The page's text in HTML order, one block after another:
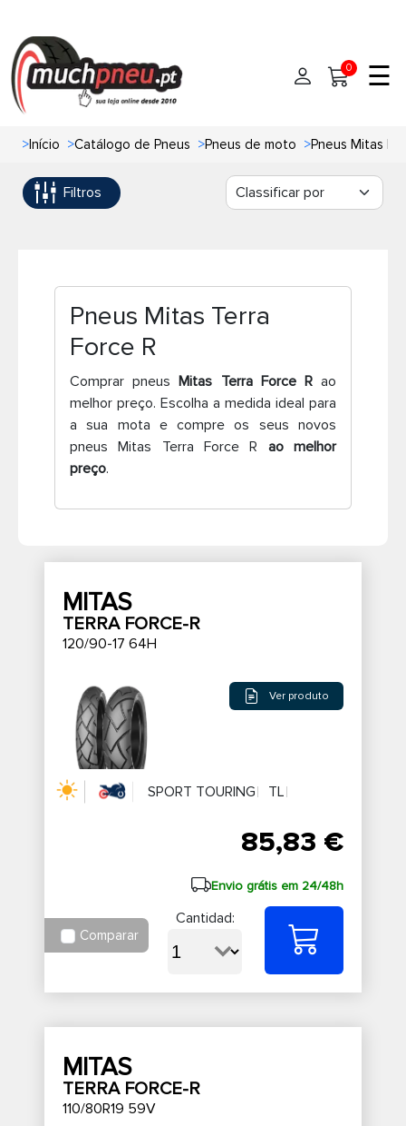
Início
Pneus
Pneus 4x4
Pneus de moto
Pneus de Van
Oficinas de Pneus
Contato
0 ☰
>Início >Catálogo de Pneus >Pneus de moto >Pneus Mitas
Filtros
Pneus Mitas Terra
Force R
Comprar pneusMitas Terra Force Rao
melhor preço. Escolha a medida ideal para
a sua mota e compre os seus novos
pneus Mitas Terra Force R ao melhor
preço.
MITAS
TERRA FORCE-R
120/90-17 64H
Ver produto
SPORT TOURING TL
85,83 €
Envio grátis em 24/48h
Comparar
Cantidad:
MITAS
TERRA FORCE-R
110/80R19 59V